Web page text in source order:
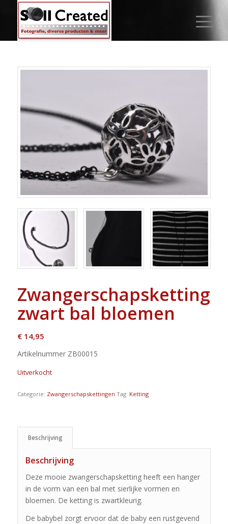
Zwangerschapsketting
zwart bal bloemen
€14,95
Artikelnummer ZB00015
Uitverkocht
Categorie: Zwangerschapskettingen Tag: Ketting
Beschrijving
Beschrijving
Deze mooie zwangerschapsketting heeft een hanger
in de vorm van een bal met sierlijke vormen en
bloemen. De ketting is zwartkleurig.
De babybel zorgt ervoor dat de baby een rustgevend